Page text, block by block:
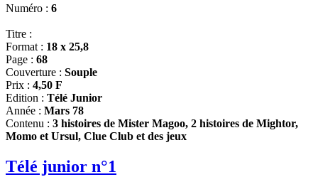
Numéro : 6
Titre :
Format : 18 x 25,8
Page : 68
Couverture : Souple
Prix : 4,50 F
Edition : Télé Junior
Année : Mars 78
Contenu : 3 histoires de Mister Magoo, 2 histoires de Mightor,
Momo et Ursul, Clue Club et des jeux
Télé junior n°1